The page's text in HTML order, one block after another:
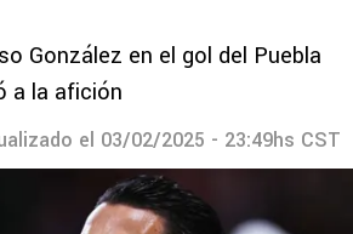
González en el gol del Puebla
a la afición
el 03/02/2025 - 23:49hs CST